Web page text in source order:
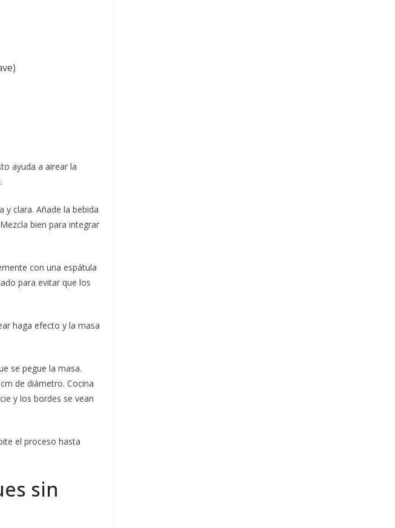
ayuda a airear la
clara. Añade la bebida
bien para integrar
con una espátula
para evitar que los
haga efecto y la masa
se pegue la masa.
de diámetro. Cocina
y los bordes se vean
el proceso hasta
sin